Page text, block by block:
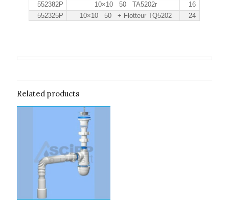
552382P
10×10 50 TA5202r
16
552325P
10×10 50 + Flotteur TQ5202 24
Related products